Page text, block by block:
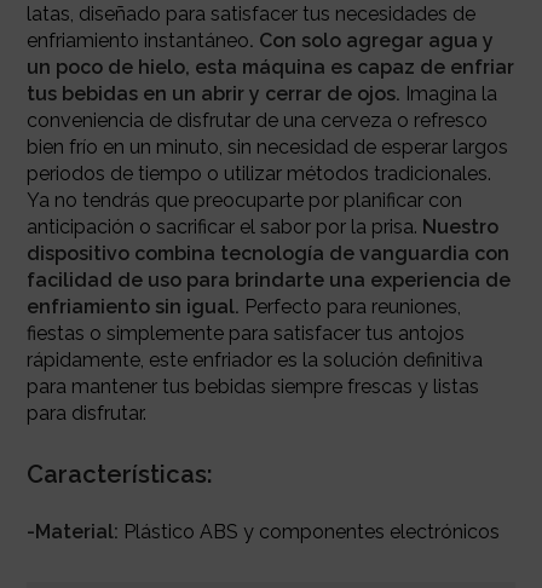
latas, diseñado para satisfacer tus necesidades de
enfriamiento instantáneo. Con solo agregar agua y
un poco de hielo, esta máquina es capaz de enfriar
tus bebidas en un abrir y cerrar de ojos. Imagina la
conveniencia de disfrutar de una cerveza o refresco
bien frío en un minuto, sin necesidad de esperar largos
periodos de tiempo o utilizar métodos tradicionales.
Ya no tendrás que preocuparte por planificar con
anticipación o sacrificar el sabor por la prisa. Nuestro
dispositivo combina tecnología de vanguardia con
facilidad de uso para brindarte una experiencia de
enfriamiento sin igual. Perfecto para reuniones,
fiestas o simplemente para satisfacer tus antojos
rápidamente, este enfriador es la solución definitiva
para mantener tus bebidas siempre frescas y listas
para disfrutar.
Características:
-Material: Plástico ABS y componentes electrónicos